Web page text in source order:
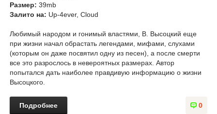
Размер: 39mb
Залито на: Up-4ever, Cloud
Любимый народом и гонимый властями, В. Высоцкий еще
при жизни начал обрастать легендами, мифами, слухами
(которым он даже посвятил одну из песен), а после смерти
все это разрослось в невероятных размерах. Автор
попытался дать наиболее правдивую информацию о жизни
Высоцкого.
0
Подробнее